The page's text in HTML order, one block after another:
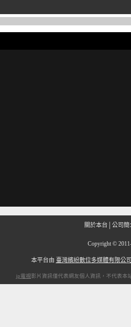
關於本台 公司簡
Copyright ©
本平台由 臺灣繽紛數位多媒體有限公
ip電視影片資訊僅代表網友個人資訊，不代表本